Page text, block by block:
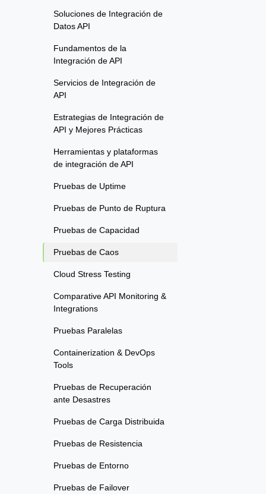
Soluciones de Integración de
Datos API
Fundamentos de la
Integración de API
Servicios de Integración de
API
Estrategias de Integración de
API y Mejores Prácticas
Herramientas y plataformas
de integración de API
Pruebas de Uptime
Pruebas de Punto de Ruptura
Pruebas de Capacidad
Pruebas de Caos
Cloud Stress Testing
Comparative API Monitoring &
Integrations
Pruebas Paralelas
Containerization & DevOps
Tools
Pruebas de Recuperación
ante Desastres
Pruebas de Carga Distribuida
Pruebas de Resistencia
Pruebas de Entorno
Pruebas de Failover